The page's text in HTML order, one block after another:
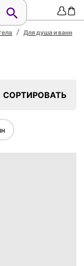
/ Для душа и ванн
СОРТИРОВАТЬ